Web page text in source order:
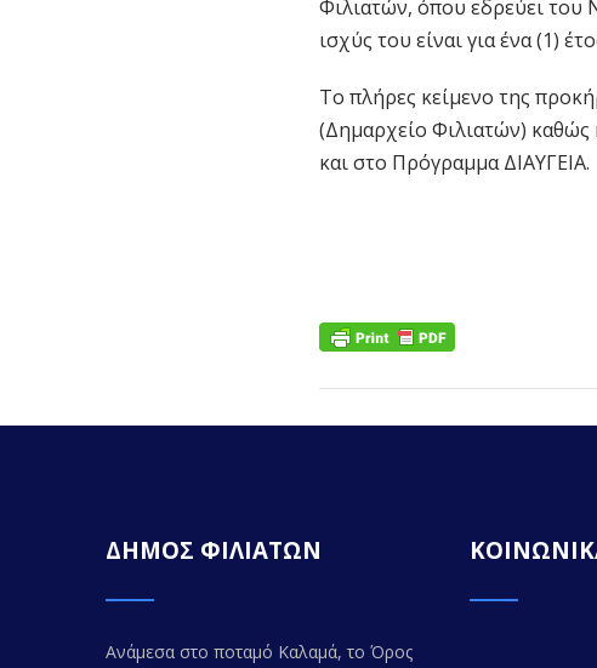
Φιλιατών, όπου εδρεύει
ισχύς του είναι για ένα (1)
Το πλήρες κείμενο της
(Δημαρχείο Φιλιατών) καθώς
και στο Πρόγραμμα ΔΙΑΥΓΕΙΑ.
ΔΗΜΟΣ ΦΙΛΙΑΤΩΝ
Ανάμεσα στο ποταμό Καλαμά, το Όρος